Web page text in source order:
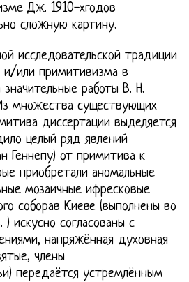
Дж. 1910-хгодов
сложную картину.
исследовательской традиции
или примитивизма в
работы В. Н.
множества существующих
диссертации выделяется
целый ряд явлений
Геннепу) от примитива к
приобретали аномальные
мозаичные ифресковые
соборав Киеве (выполнены во
искусно согласованы с
напряжённая духовная
члены
передаётся устремлённым